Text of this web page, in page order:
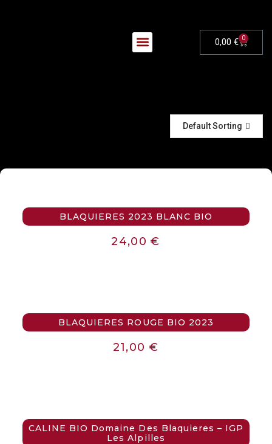
0,00 € 0
Default Sorting
BLAQUIERES 2023 BLANC BIO
24,00€
BLAQUIERES ROUGE BIO 2023
21,00 €
CALINE BIO Domaine Des Blaquieres – IGP
Les Alpilles